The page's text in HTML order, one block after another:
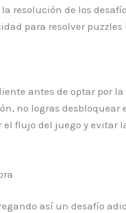
resolución de los
para resolver puzzles
antes de optar por
no logras desbloquear
flujo del juego y evitar
así un desafío